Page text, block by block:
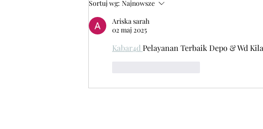
Sortuj wg: Najnowsze
Ariska sarah
02 maj 2025
Kabar4d Pelayanan Terbaik Depo & Wd